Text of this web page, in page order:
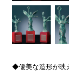
◆優美な造形が映